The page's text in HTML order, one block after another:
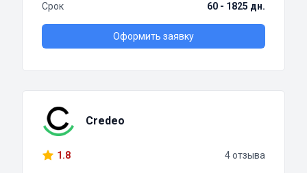
Срок
60 - 1825 дн.
Оформить заявку
Credeo
1.8 4 отзыва